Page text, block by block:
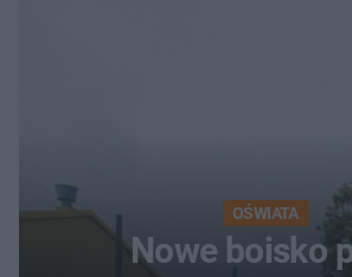
OŚWIATA
Nowe boisko